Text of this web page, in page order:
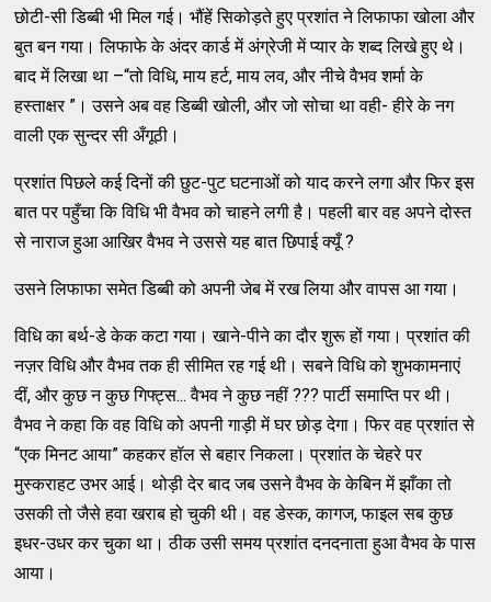
छोटी-सी डिब्बी भी मिल गई। भौंहें सिकोड़ते हुए प्रशांत ने लिफाफा खोला और
बुत बन गया। लिफाफे के अंदर कार्ड में अंग्रेजी में प्यार के शब्द लिखे हुए थे।
बाद में लिखा था –“तो विधि, माय हर्ट, माय लव, और नीचे वैभव शर्मा के
हस्ताक्षर ”। उसने अब वह डिब्बी खोली, और जो सोचा था वही- हीरे के नग
वाली एक सुन्दर सी अँगूठी।
प्रशांत पिछले कई दिनों की छुट-पुट घटनाओं को याद करने लगा और फिर इस
बात पर पहुँचा कि विधि भी वैभव को चाहने लगी है। पहली बार वह अपने दोस्त
से नाराज हुआ आखिर वैभव ने उससे यह बात छिपाई क्यूँ ?
उसने लिफाफा समेत डिब्बी को अपनी जेब में रख लिया और वापस आ गया।
विधि का बर्थ-डे केक कटा गया। खाने-पीने का दौर शुरू हों गया। प्रशांत की
नज़र विधि और वैभव तक ही सीमित रह गई थी। सबने विधि को शुभकामनाएं
दीं, और कुछ न कुछ गिफ्ट्स... वैभव ने कुछ नहीं ??? पार्टी समाप्ति पर थी।
वैभव ने कहा कि वह विधि को अपनी गाड़ी में घर छोड़ देगा। फिर वह प्रशांत से
“एक मिनट आया” कहकर हॉल से बहार निकला। प्रशांत के चेहरे पर
मुस्कराहट उभर आई। थोड़ी देर बाद जब उसने वैभव के केबिन में झाँका तो
उसकी तो जैसे हवा खराब हो चुकी थी। वह डेस्क, कागज, फाइल सब कुछ
इधर-उधर कर चुका था। ठीक उसी समय प्रशांत दनदनाता हुआ वैभव के पास
आया।